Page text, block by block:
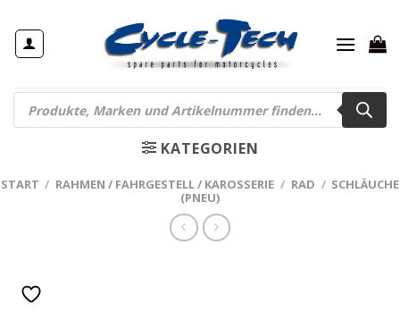
Inhalt
springen
Products
search
KATEGORIEN
START / RAHMEN / FAHRGESTELL / KAROSSERIE / RAD / SCHLÄUCHE
(PNEU)